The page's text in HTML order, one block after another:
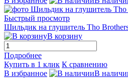
Быстрый просмотр
Шильдик на глушитель Tho
В корзину
Подробнее
Купить в 1 клик К сравнению
В избранное
В